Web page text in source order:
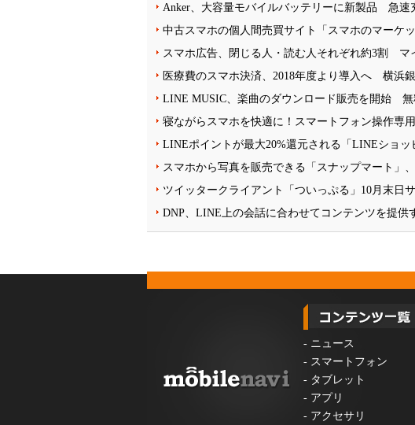
Anker、大容量モバイルバッテリーに新製品 急速
中古スマホの個人間売買サイト「スマホのマーケ
スマホ広告、閉じる人・読む人それぞれ約3割 マ
医療費のスマホ決済、2018年度より導入へ 横浜
LINE MUSIC、楽曲のダウンロード販売を開始
寝ながらスマホを快適に！スマートフォン操作専
LINEポイントが最大20%還元される「LINEショッ
スマホから写真を販売できる「スナップマート」
ツイッタークライアント「ついっぷる」10月末日
DNP、LINE上の会話に合わせてコンテンツを提供
- ニュース
- スマートフォン
- タブレット
- アプリ
- アクセサリ